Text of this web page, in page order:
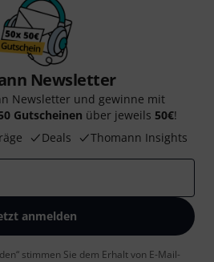
Newsletter
Newsletter und gewinne mit
Gutscheinen über jeweils 50€!
Deals Thomann Insights
anmelden
stimmen Sie dem Erhalt von E-Mail-